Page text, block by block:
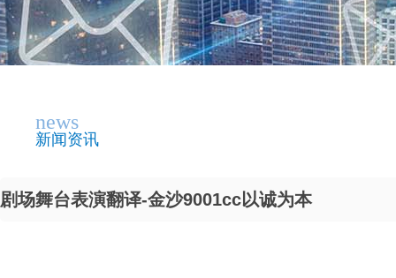
news
新闻资讯
剧场舞台表演翻译-金沙9001cc以诚为本